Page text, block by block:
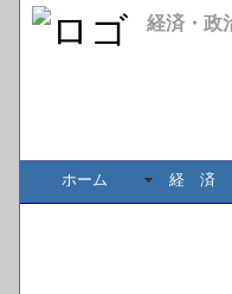
経済・政
ホーム 経 済